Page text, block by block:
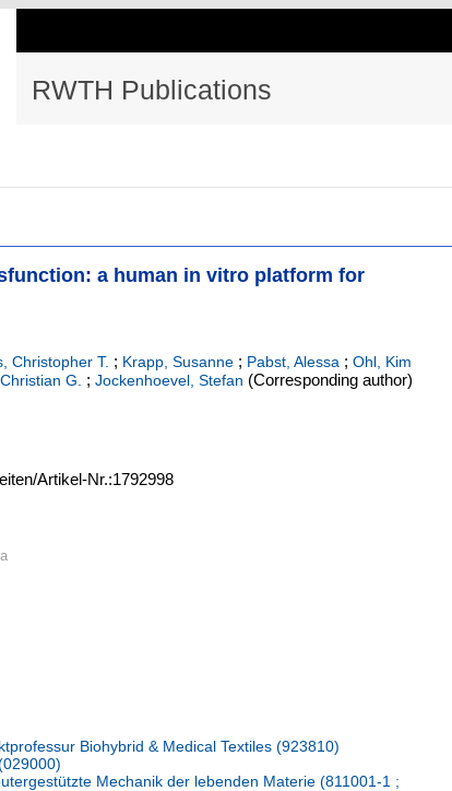
RWTH Publications
a human in vitro platform for
Christopher T. ; Krapp, Susanne ; Pabst, Alessa ; Ohl, Kim
G. ; Jockenhoevel, Stefan (Corresponding author)
Artikel-Nr.:1792998
Biohybrid & Medical Textiles (923810)
Mechanik der lebenden Materie (811001-1 ;